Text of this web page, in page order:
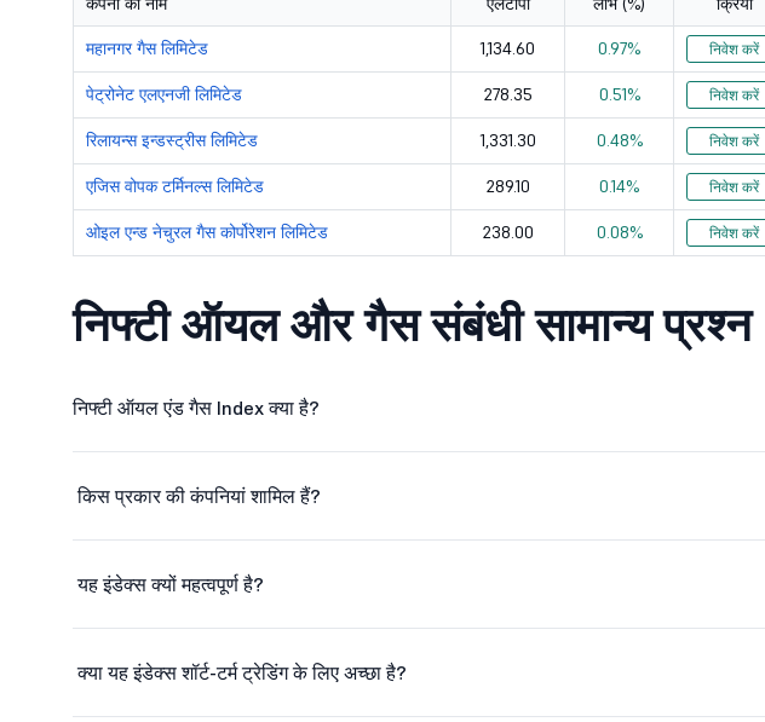
A एजिस वोपक टर्मिनल्स लिमिटेड 289.1
महानगर गैस लिमिटेड 1,134.60 0.97% निवेश करें
पेट्रोनेट एलएनजी लिमिटेड 278.35 0.51% निवेश करें
रिलायन्स इन्डस्ट्रीस लिमिटेड 1,331.30 0.48% निवेश करें
एजिस वोपक टर्मिनल्स लिमिटेड 289.10 0.14% निवेश करें
ओइल एन्ड नेचुरल गैस कोर्पोरेशन लिमिटेड 238.00 0.08% निवेश करें
निफ्टी ऑयल और गैस संबंधी सामान्य प्रश्न
निफ्टी ऑयल एंड गैस Index क्या है?
किस प्रकार की कंपनियां शामिल हैं?
यह इंडेक्स क्यों महत्वपूर्ण है?
क्या यह इंडेक्स शॉर्ट-टर्म ट्रेडिंग के लिए अच्छा है?